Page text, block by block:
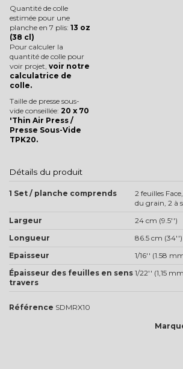
Quantité de colle
estimée pour une
planche en 7 plis: 13 oz
(38 cl)
Pour calculer la
quantité de colle pour
voir projet, voir notre
calculatrice de
colle.
Taille de presse sous-
vide conseillée: 20 x 70
'Thin Air Press /
Presse Sous-Vide
TPK20.
Détails du produit
1 Set / planche comprends
2 feuilles
du grain, 2 à
Largeur
24 cm (9.5'')
Longueur
86.5 cm (34'')
Epaisseur
1/16'' (1.58
Épaisseur des feuilles en sens
travers
1/22'' (1,15
Référence SDMRX10